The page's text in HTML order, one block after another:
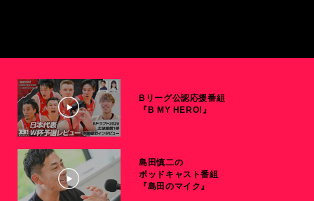
Bリーグ公認応援番組
『B MY HERO!』
島田慎二の
ポッドキャスト番組
『島田のマイク』